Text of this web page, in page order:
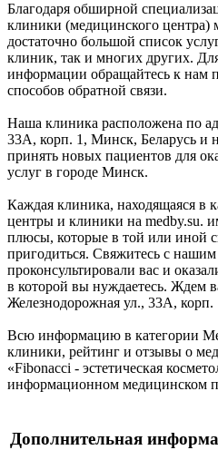
Благодаря обширной
клиники (медицинского центра)
достаточно большой список
клиник, так и многих других.
информации обращайтесь к нам
способов обратной связи.
Наша клиника расположена по
33А, корп. 1, Минск, Беларусь и
принять новых пациентов для
услуг в городе Минск.
Каждая клиника, находящаяся в
центры и клиники на medby.su.
плюсы, которые в той или иной
пригодиться. Свяжитесь с
проконсультировали вас и
в которой вы нуждаетесь. Ждем
Железнодорожная ул., 33А,
Всю информацию в категории
клиники, рейтинг и отзывы о
«Fibonacci - эстетическая
информационном медицинском
Дополнительная